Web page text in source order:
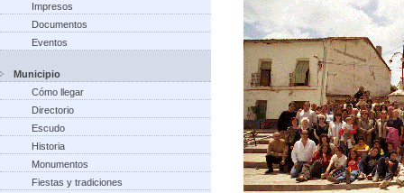
Impresos
Documentos
Eventos
Municipio
Cómo llegar
Directorio
Escudo
Historia
Monumentos
Fiestas y tradiciones